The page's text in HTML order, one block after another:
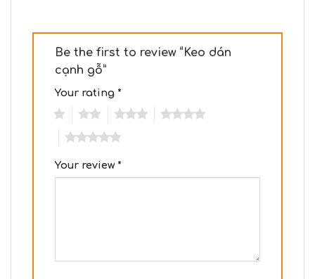
Be the first to review “Keo dán
cạnh gỗ”
Your rating *
Your review *